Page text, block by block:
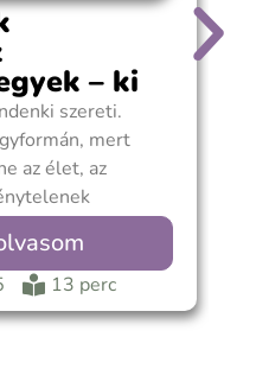
– ki
szereti.
mert
az élet, az
nézni. Van, aki
és
sikerült 15
Más
13 perc